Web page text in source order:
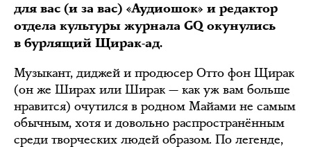
для вас (и за вас) «Аудиошок» и редактор
отдела культуры журнала GQ окунулись
в бурлящий Щирак-ад.
Музыкант, диджей и продюсер Отто фон Щирак
(он же Ширах или Ширак — как уж вам больше
нравится) очутился в родном Майами не самым
обычным, хотя и довольно распространённым
среди творческих людей образом. По легенде,